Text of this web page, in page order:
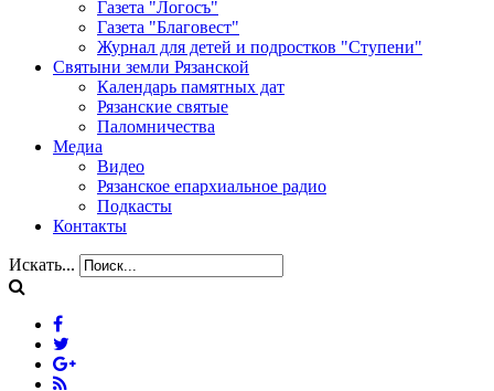
Газета "Логосъ"
Газета "Благовест"
Журнал для детей и подростков "Ступени"
Святыни земли Рязанской
Календарь памятных дат
Рязанские святые
Паломничества
Медиа
Видео
Рязанское епархиальное радио
Подкасты
Контакты
Искать...